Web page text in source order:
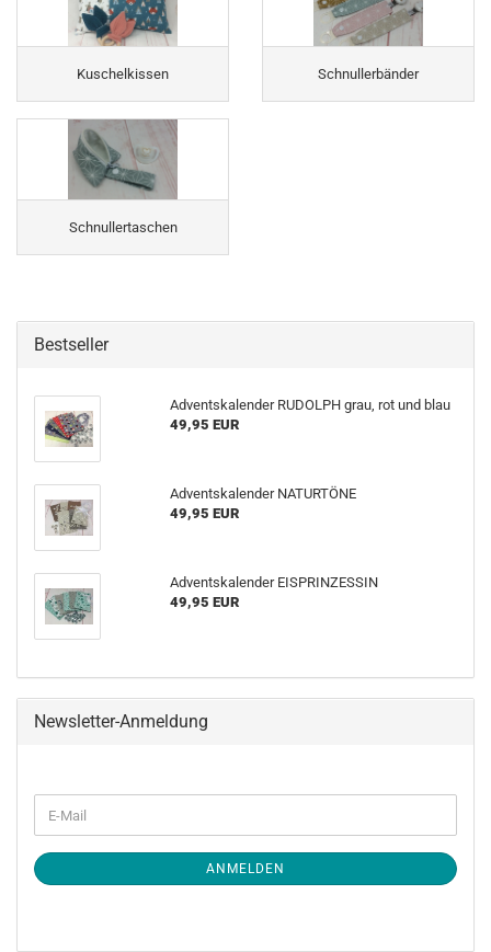
Kuschelkissen Schnullerbänder
Schnullertaschen
Bestseller
Adventskalender RUDOLPH grau, rot und blau
49,95 EUR
Adventskalender NATURTÖNE
49,95 EUR
Adventskalender EISPRINZESSIN
49,95 EUR
Newsletter-Anmeldung
ZUR
ANMELDUNG
E-
Mail
ANMELDEN